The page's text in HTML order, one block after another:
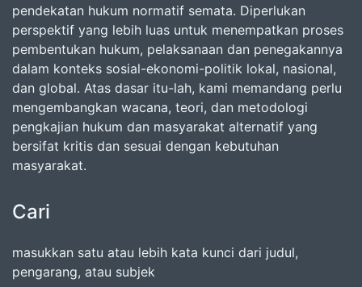
pendekatan hukum normatif semata. Diperlukan
perspektif yang lebih luas untuk menempatkan proses
pembentukan hukum, pelaksanaan dan penegakannya
dalam konteks sosial-ekonomi-politik lokal, nasional,
dan global. Atas dasar itu-lah, kami memandang perlu
mengembangkan wacana, teori, dan metodologi
pengkajian hukum dan masyarakat alternatif yang
bersifat kritis dan sesuai dengan kebutuhan
masyarakat.
Cari
masukkan satu atau lebih kata kunci dari judul,
pengarang, atau subjek